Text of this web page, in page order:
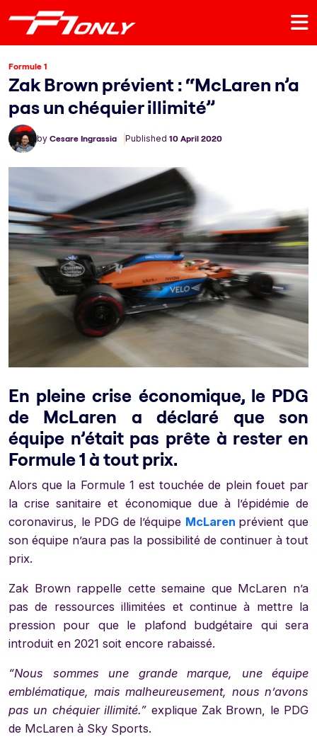
Formule 1
Zak Brown prévient : “McLaren n’a
pas un chéquier illimité”
by Cesare Ingrassia Published 10 April 2020
En pleine crise économique, le PDG
de McLaren a déclaré que son
équipe n’était pas prête à rester en
Formule 1 à tout prix.
Alors que la Formule 1 est touchée de plein fouet par
la crise sanitaire et économique due à l’épidémie de
coronavirus, le PDG de l’équipe McLaren prévient que
son équipe n’aura pas la possibilité de continuer à tout
prix.
Zak Brown rappelle cette semaine que McLaren n’a
pas de ressources illimitées et continue à mettre la
pression pour que le plafond budgétaire qui sera
introduit en 2021 soit encore rabaissé.
“Nous sommes une grande marque, une équipe
emblématique, mais malheureusement, nous n’avons
pas un chéquier illimité.” explique Zak Brown, le PDG
de McLaren à Sky Sports.